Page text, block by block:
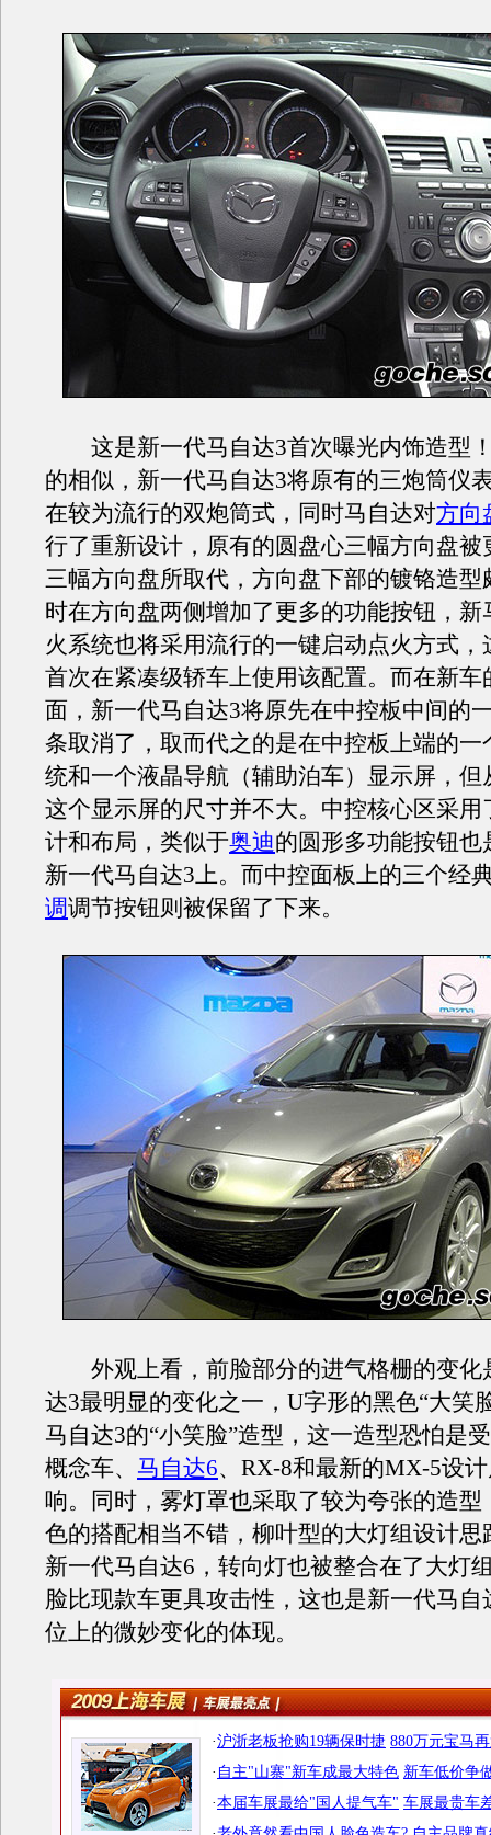
这是新一代马自达3首次曝光内饰造型
的相似，新一代马自达3将原有的三炮筒仪
在较为流行的双炮筒式，同时马自达对方向
行了重新设计，原有的圆盘心三幅方向盘被
三幅方向盘所取代，方向盘下部的镀铬造型
时在方向盘两侧增加了更多的功能按钮，新
火系统也将采用流行的一键启动点火方式，
首次在紧凑级轿车上使用该配置。而在新车
面，新一代马自达3将原先在中控板中间的
条取消了，取而代之的是在中控板上端的一
统和一个液晶导航（辅助泊车）显示屏，但
这个显示屏的尺寸并不大。中控核心区采用
计和布局，类似于奥迪的圆形多功能按钮也
新一代马自达3上。而中控面板上的三个经
调调节按钮则被保留了下来。
外观上看，前脸部分的进气格栅的变化
达3最明显的变化之一，U字形的黑色“大笑
马自达3的“小笑脸”造型，这一造型恐怕是
概念车、 马自达6、RX-8和最新的MX-5设
响。同时，雾灯罩也采取了较为夸张的造型
色的搭配相当不错，柳叶型的大灯组设计思
新一代马自达6，转向灯也被整合在了大灯
脸比现款车更具攻击性，这也是新一代马自
位上的微妙变化的体现。
·沪浙老板抢购19辆保时捷 880万元宝马
· 自主"山寨"新车成最大特色 新车低价争
·本届车展最给"国人提气车" 车展最贵车